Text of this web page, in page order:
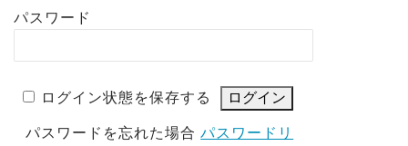
パスワード
ログイン状態を保存する
パスワードを忘れた場合パスワードリ